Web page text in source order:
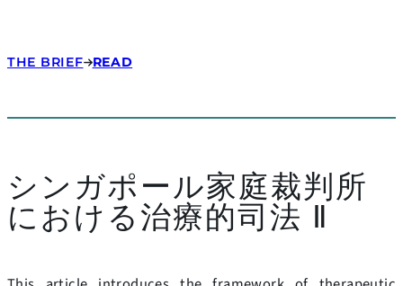
THE BRIEF READ
シンガポール家庭裁判所
における治療的司法 Ⅱ